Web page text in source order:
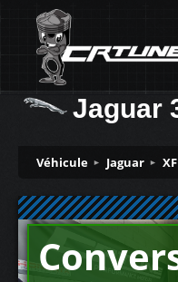
Jaguar 3.0
Véhicule Jaguar XF